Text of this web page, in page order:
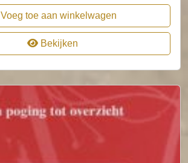
Voeg toe aan winkelwagen
Bekijken